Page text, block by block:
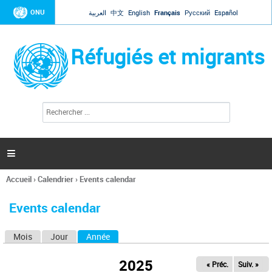
Jump to navigation
ONU العربية 中文 English Français Русский Español
Réfugiés et migrants
l
c
h
e

Vous
ici
Accueil›Calendrier› Events calendar
Events calendar
Mois Jour Année
2025 « Préc. Suiv. »